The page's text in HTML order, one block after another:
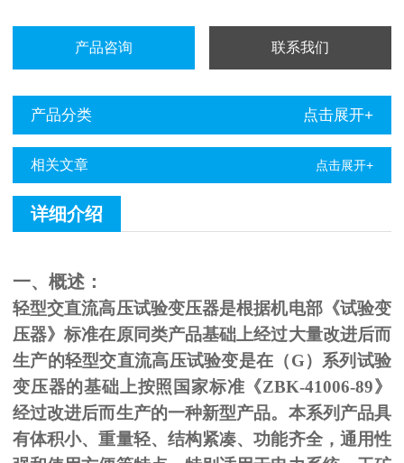
产品咨询 联系我们
产品分类 点击展开+
相关文章 点击展开+
详细介绍
一、概述：
轻型交直流高压试验变压器是根据机电部《试验变
压器》标准在原同类产品基础上经过大量改进后而
生产的轻型交直流高压试验变是在（G）系列试验
变压器的基础上按照国家标准《ZBK-41006-89》
经过改进后而生产的一种新型产品。本系列产品具
有体积小、重量轻、结构紧凑、功能齐全，通用性